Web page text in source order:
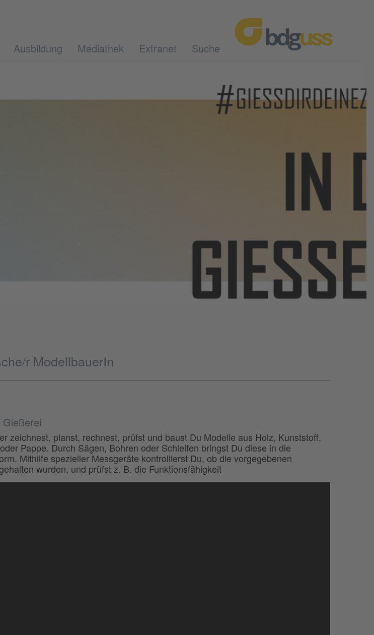
Ausbildung Mediathek Extranet Suche
r ModellbauerIn
Gießerei
zeichnest, planst, rechnest, prüfst und baust Du Modelle aus Holz, Kunststoff,
Pappe. Durch Sägen, Bohren oder Schleifen bringst Du diese in die
Mithilfe spezieller Messgeräte kontrollierst Du, ob die vorgegebenen
wurden, und prüfst z. B. die Funktionsfähigkeit